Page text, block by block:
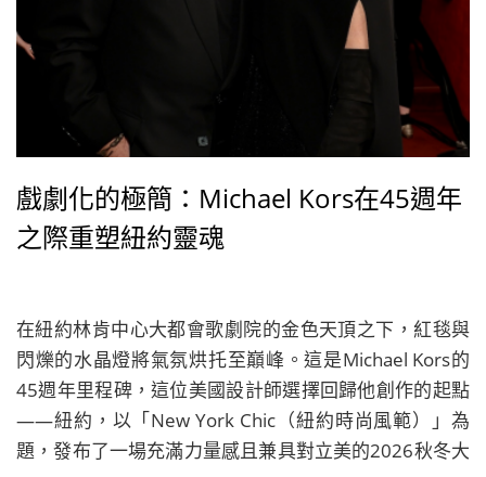
戲劇化的極簡：Michael Kors在45週年
之際重塑紐約靈魂
在紐約林肯中心大都會歌劇院的金色天頂之下，紅毯與
閃爍的水晶燈將氣氛烘托至巔峰。這是Michael Kors的
45週年里程碑，這位美國設計師選擇回歸他創作的起點
——紐約，以「New York Chic（紐約時尚風範）」為
題，發布了一場充滿力量感且兼具對立美的2026秋冬大